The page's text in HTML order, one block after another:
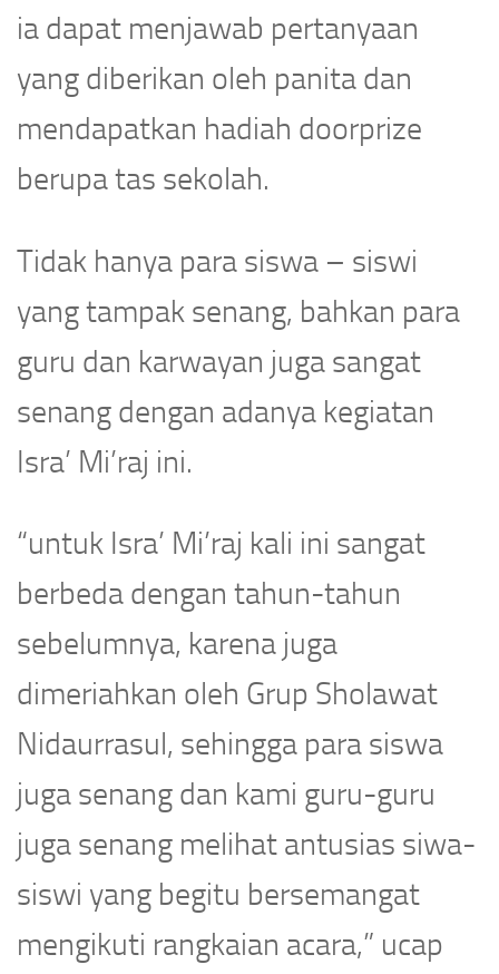
ia dapat menjawab pertanyaan
yang diberikan oleh panita dan
mendapatkan hadiah doorprize
berupa tas sekolah.
Tidak hanya para siswa – siswi
yang tampak senang, bahkan para
guru dan karwayan juga sangat
senang dengan adanya kegiatan
Isra’ Mi’raj ini.
“untuk Isra’ Mi’raj kali ini sangat
berbeda dengan tahun-tahun
sebelumnya, karena juga
dimeriahkan oleh Grup Sholawat
Nidaurrasul, sehingga para siswa
juga senang dan kami guru-guru
juga senang melihat antusias siwa-
siswi yang begitu bersemangat
mengikuti rangkaian acara,” ucap